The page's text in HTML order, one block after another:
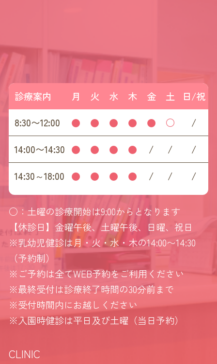
診療案内 月 火 水 木 金 土
日/祝
8:30〜12:00
● ● ● ● ● ○
/
14:00〜14:30 ● ● ● ● / /
/
14:30～18:00 ● ● ● ● / / /
○：土曜の診療開始は9:00からとなります
【休診日】金曜午後、土曜午後、日曜、祝日
※乳幼児健診は月・火・水・木の14:00〜14:30
（予約制）
※ご予約は全てWEB予約をご利用ください
※最終受付は診療終了時間の30分前まで
※受付時間内にお越しください
※入園時健診は平日及び土曜（当日予約）
CLINIC